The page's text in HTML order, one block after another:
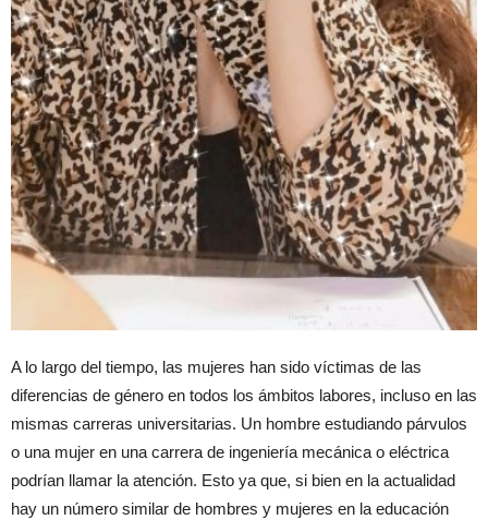
A lo largo del tiempo, las mujeres han sido víctimas de las
diferencias de género en todos los ámbitos labores, incluso en las
mismas carreras universitarias. Un hombre estudiando párvulos
o una mujer en una carrera de ingeniería mecánica o eléctrica
podrían llamar la atención. Esto ya que, si bien en la actualidad
hay un número similar de hombres y mujeres en la educación